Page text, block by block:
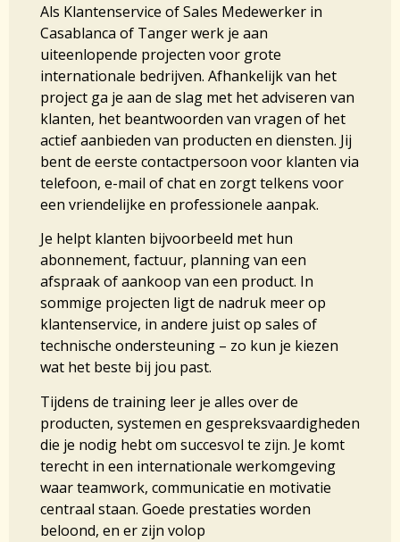
Als Klantenservice of Sales Medewerker in
Casablanca of Tanger werk je aan
uiteenlopende projecten voor grote
internationale bedrijven. Afhankelijk van het
project ga je aan de slag met het adviseren van
klanten, het beantwoorden van vragen of het
actief aanbieden van producten en diensten. Jij
bent de eerste contactpersoon voor klanten via
telefoon, e-mail of chat en zorgt telkens voor
een vriendelijke en professionele aanpak.
Je helpt klanten bijvoorbeeld met hun
abonnement, factuur, planning van een
afspraak of aankoop van een product. In
sommige projecten ligt de nadruk meer op
klantenservice, in andere juist op sales of
technische ondersteuning – zo kun je kiezen
wat het beste bij jou past.
Tijdens de training leer je alles over de
producten, systemen en gespreksvaardigheden
die je nodig hebt om succesvol te zijn. Je komt
terecht in een internationale werkomgeving
waar teamwork, communicatie en motivatie
centraal staan. Goede prestaties worden
beloond, en er zijn volop